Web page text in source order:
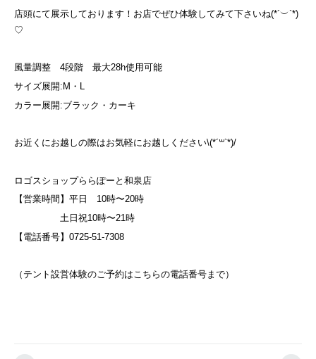
店頭にて展示しております！お店でぜひ体験してみて下さいね(*´︶`*)
♡
風量調整 4段階 最大28h使用可能
サイズ展開:M・L
カラー展開:ブラック・カーキ
お近くにお越しの際はお気軽にお越しください\(*´꒳`*)/
ロゴスショップららぽーと和泉店
【営業時間】平日 10時〜20時
土日祝10時〜21時
【電話番号】0725-51-7308
（テント設営体験のご予約はこちらの電話番号まで）